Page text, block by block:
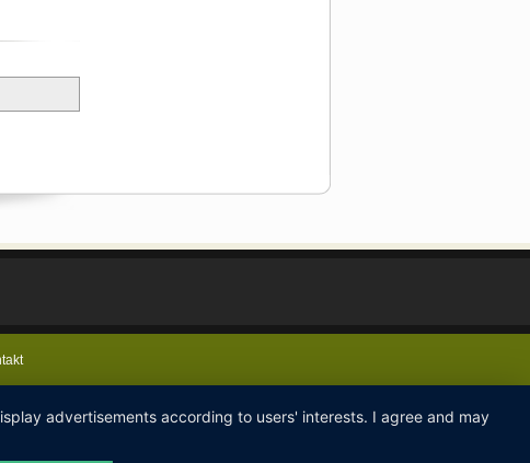
advertisements according to users' interests. I agree and may